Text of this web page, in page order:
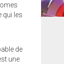
qui les
de
une